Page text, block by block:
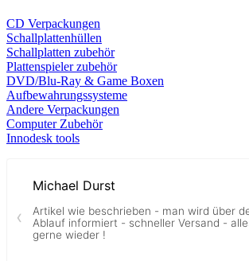
CD Verpackungen
Schallplattenhüllen
Schallplatten zubehör
Plattenspieler zubehör
DVD/Blu-Ray & Game Boxen
Aufbewahrungssysteme
Andere Verpackungen
Computer Zubehör
Innodesk tools